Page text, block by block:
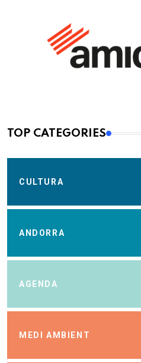
TOP CATEGORIES
CULTURA
ANDORRA
AGENDA
MEDI AMBIENT